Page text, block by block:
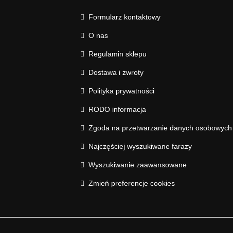
Formularz kontaktowy
O nas
Regulamin sklepu
Dostawa i zwroty
Polityka prywatności
RODO informacja
Zgoda na przetwarzanie danych osobowych
Najczęściej wyszukiwane farazy
Wyszukiwanie zaawansowane
Zmień preferencje cookies